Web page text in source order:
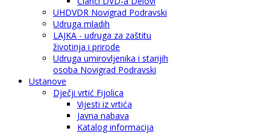
UHDVDR Novigrad Podravski
Udruga mladih
LAJKA - udruga za zaštitu
životinja i prirode
Udruga umirovljenika i starijih
osoba Novigrad Podravski
Ustanove
Dječji vrtić Fijolica
Vijesti iz vrtića
Javna nabava
Katalog informacija